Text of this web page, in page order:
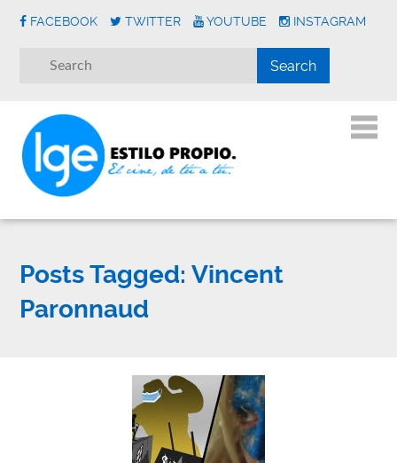
FACEBOOK TWITTER YOUTUBE INSTAGRAM
Posts Tagged: Vincent
Paronnaud